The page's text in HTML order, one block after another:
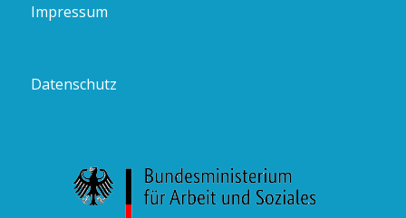
Impressum
Datenschutz